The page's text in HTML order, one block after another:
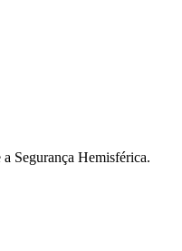
Segurança Hemisférica.